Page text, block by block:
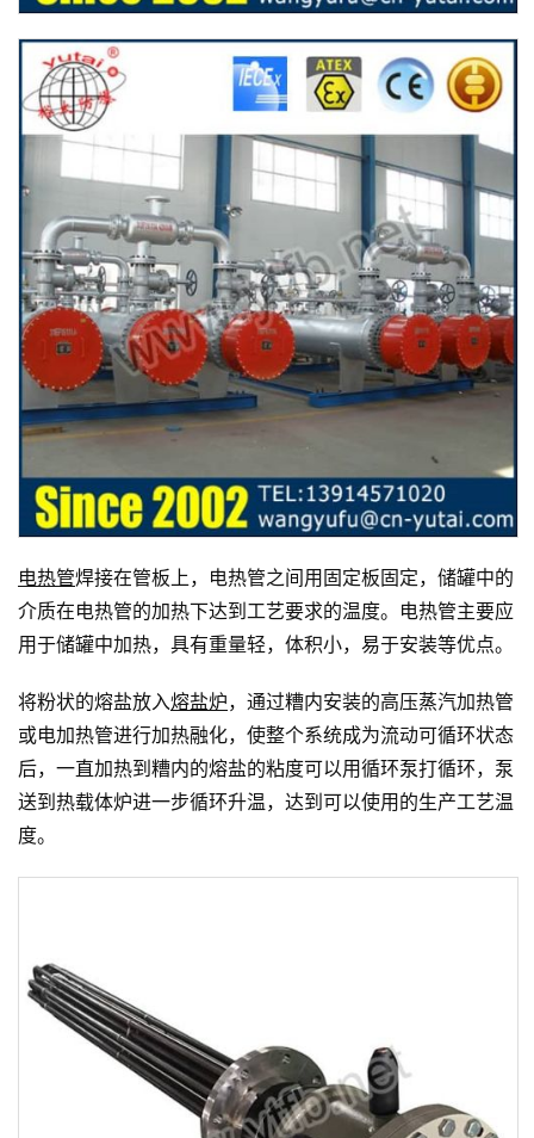
电热管焊接在管板上，电热管之间用固定板固定，储罐中的
介质在电热管的加热下达到工艺要求的温度。电热管主要应
用于储罐中加热，具有重量轻，体积小，易于安装等优点。
将粉状的熔盐放入熔盐炉，通过糟内安装的高压蒸汽加热管
或电加热管进行加热融化，使整个系统成为流动可循环状态
后，一直加热到糟内的熔盐的粘度可以用循环泵打循环，泵
送到热载体炉进一步循环升温，达到可以使用的生产工艺温
度。